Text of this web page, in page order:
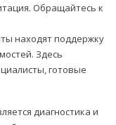
Обращайтесь к
находят поддержку
Здесь
готовые
диагностика и